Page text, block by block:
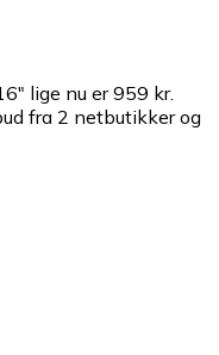
lige nu er 959 kr.
fra 2 netbutikker og